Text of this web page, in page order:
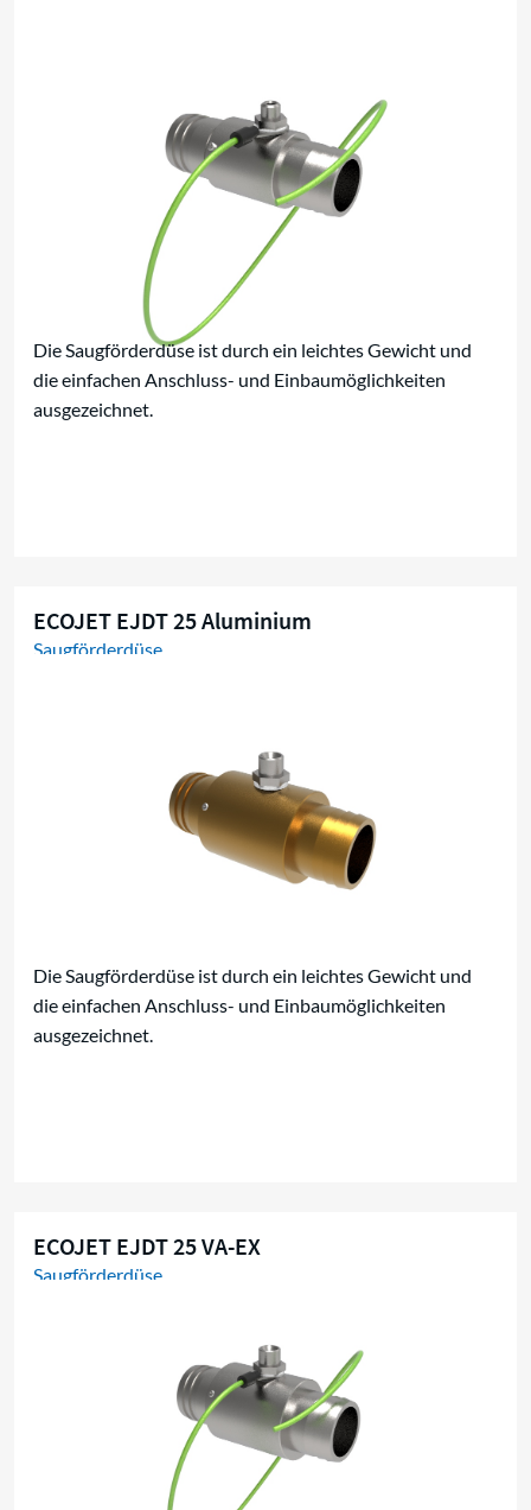
Die Saugförderdüse ist durch ein leichtes Gewicht und
die einfachen Anschluss- und Einbaumöglichkeiten
ausgezeichnet.
ECOJET EJDT 25 Aluminium
Saugförderdüse
Die Saugförderdüse ist durch ein leichtes Gewicht und
die einfachen Anschluss- und Einbaumöglichkeiten
ausgezeichnet.
ECOJET EJDT 25 VA-EX
Saugförderdüse